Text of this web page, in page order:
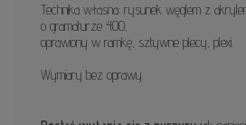
Technika własna: rysunek węglem z
o gramaturze 400,
oprawiony w ramkę, sztywne plecy, plexi.
Wymiary bez oprawy.